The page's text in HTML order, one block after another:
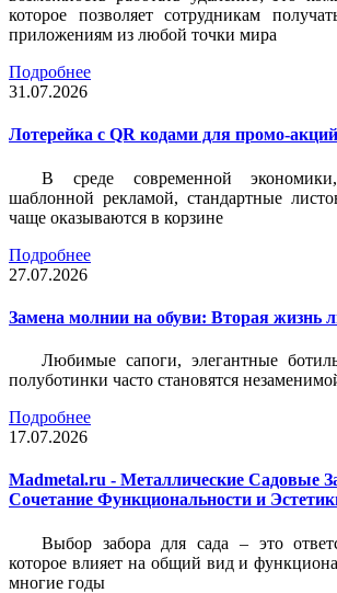
которое позволяет сотрудникам
приложениям из любой точки мира
Подробнее
31.07.2026
Лотерейка c QR кодами для промо-
В среде современной
шаблонной рекламой, стандартные
чаще оказываются в корзине
Подробнее
27.07.2026
Замена молнии на обуви: Вторая жизнь
Любимые сапоги, элегантные
полуботинки часто становятся
Подробнее
17.07.2026
Madmetal.ru - Металлические Садовые
Сочетание Функциональности и
Выбор забора для сада – это
которое влияет на общий вид и
многие годы